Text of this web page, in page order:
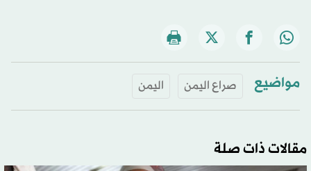
مواضيع صراع اليمن اليمن
مقالات ذات صلة